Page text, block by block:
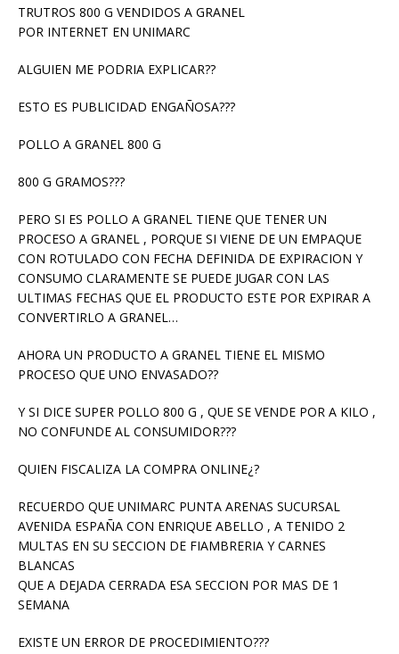
TRUTROS 800 G VENDIDOS A GRANEL
POR INTERNET EN UNIMARC
ALGUIEN ME PODRIA EXPLICAR??
ESTO ES PUBLICIDAD ENGAÑOSA???
POLLO A GRANEL 800 G
800 G GRAMOS???
PERO SI ES POLLO A GRANEL TIENE QUE TENER UN
PROCESO A GRANEL , PORQUE SI VIENE DE UN EMPAQUE
CON ROTULADO CON FECHA DEFINIDA DE EXPIRACION Y
CONSUMO CLARAMENTE SE PUEDE JUGAR CON LAS
ULTIMAS FECHAS QUE EL PRODUCTO ESTE POR EXPIRAR A
CONVERTIRLO A GRANEL…
AHORA UN PRODUCTO A GRANEL TIENE EL MISMO
PROCESO QUE UNO ENVASADO??
Y SI DICE SUPER POLLO 800 G , QUE SE VENDE POR A KILO ,
NO CONFUNDE AL CONSUMIDOR???
QUIEN FISCALIZA LA COMPRA ONLINE¿?
RECUERDO QUE UNIMARC PUNTA ARENAS SUCURSAL
AVENIDA ESPAÑA CON ENRIQUE ABELLO , A TENIDO 2
MULTAS EN SU SECCION DE FIAMBRERIA Y CARNES
BLANCAS
QUE A DEJADA CERRADA ESA SECCION POR MAS DE 1
SEMANA
EXISTE UN ERROR DE PROCEDIMIENTO???